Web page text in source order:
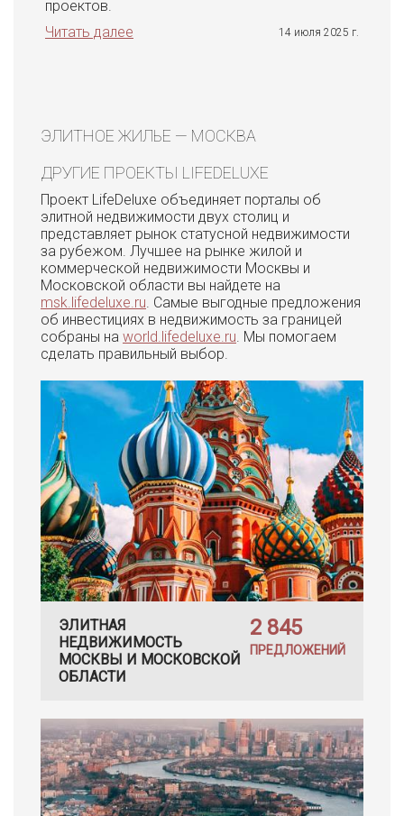
проектов.
Читать далее
14 июля 2025 г.
ЭЛИТНОЕ ЖИЛЬЕ — МОСКВА
ДРУГИЕ ПРОЕКТЫ LIFEDELUXE
Проект LifeDeluxe объединяет порталы об
элитной недвижимости двух столиц и
представляет рынок статусной недвижимости
за рубежом. Лучшее на рынке жилой и
коммерческой недвижимости Москвы и
Московской области вы найдете на
msk.lifedeluxe.ru. Самые выгодные предложения
об инвестициях в недвижимость за границей
собраны на world.lifedeluxe.ru. Мы помогаем
сделать правильный выбор.
ЭЛИТНАЯ
НЕДВИЖИМОСТЬ
МОСКВЫ И МОСКОВСКОЙ
ОБЛАСТИ
2 845
ПРЕДЛОЖЕНИЙ